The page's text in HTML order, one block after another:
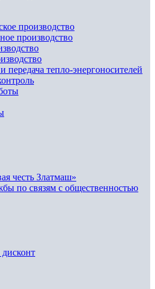
производство
производство
передача тепло-энергоносителей
честь Златмаш»
по связям с общественностью